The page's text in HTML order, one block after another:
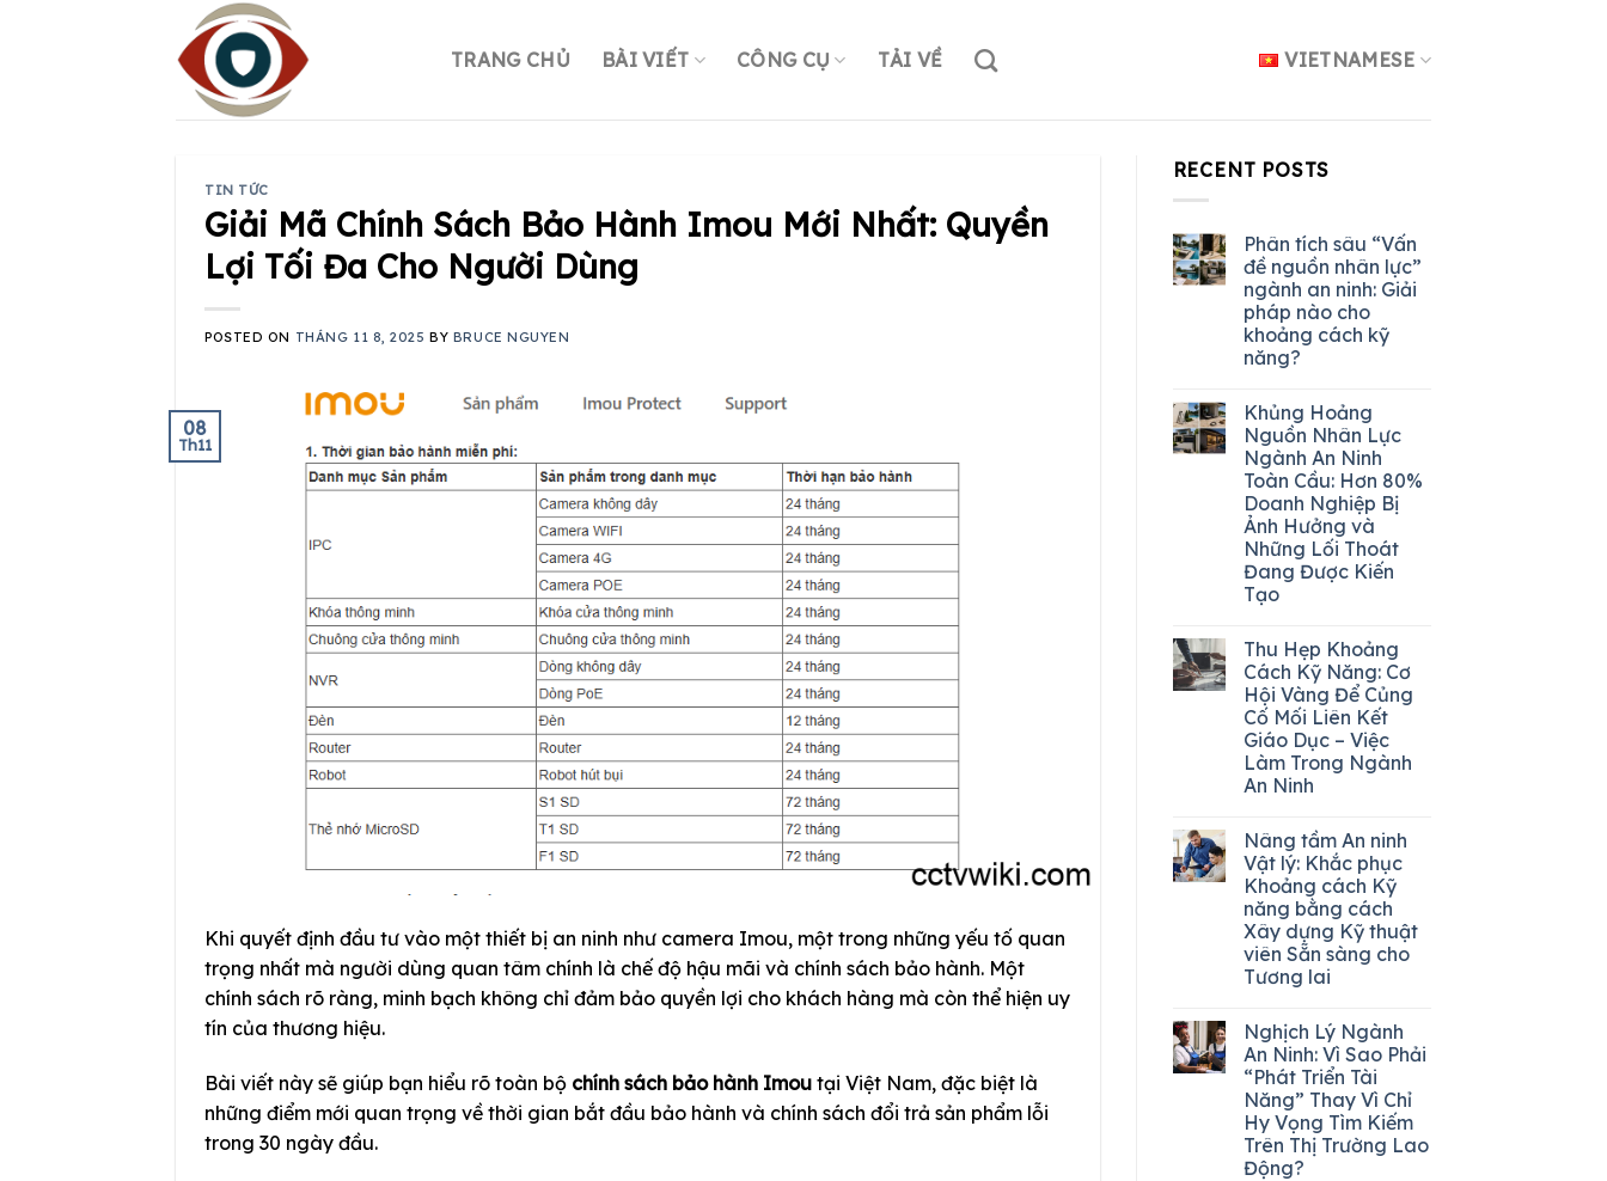
TRANG CHỦ BÀI VIẾT CÔNG CỤ TẢI VỀ VIETNAMESE
TIN TỨC
Giải Mã Chính Sách Bảo Hành Imou Mới Nhất: Quyền
Lợi Tối Đa Cho Người Dùng
POSTED ON THÁNG 11 8, 2025 BY BRUCE NGUYEN
08
Th11
Khi quyết định đầu tư vào một thiết bị an ninh như camera Imou, một trong những yếu tố quan
trọng nhất mà người dùng quan tâm chính là chế độ hậu mãi và chính sách bảo hành. Một
chính sách rõ ràng, minh bạch không chỉ đảm bảo quyền lợi cho khách hàng mà còn thể hiện uy
tín của thương hiệu.
Bài viết này sẽ giúp bạn hiểu rõ toàn bộ chính sách bảo hành Imou tại Việt Nam, đặc biệt là
những điểm mới quan trọng về thời gian bắt đầu bảo hành và chính sách đổi trả sản phẩm lỗi
trong 30 ngày đầu.
RECENT POSTS
Phân tích sâu “Vấn
đề nguồn nhân lực”
ngành an ninh: Giải
pháp nào cho
khoảng cách kỹ
năng?
Khủng Hoảng
Nguồn Nhân Lực
Ngành An Ninh
Toàn Cầu: Hơn 80%
Doanh Nghiệp Bị
Ảnh Hưởng và
Những Lối Thoát
Đang Được Kiến
Tạo
Thu Hẹp Khoảng
Cách Kỹ Năng: Cơ
Hội Vàng Để Củng
Cố Mối Liên Kết
Giáo Dục – Việc
Làm Trong Ngành
An Ninh
Nâng tầm An ninh
Vật lý: Khắc phục
Khoảng cách Kỹ
năng bằng cách
Xây dựng Kỹ thuật
viên Sẵn sàng cho
Tương lai
Nghịch Lý Ngành
An Ninh: Vì Sao Phải
“Phát Triển Tài
Năng” Thay Vì Chỉ
Hy Vọng Tìm Kiếm
Trên Thị Trường Lao
Động?